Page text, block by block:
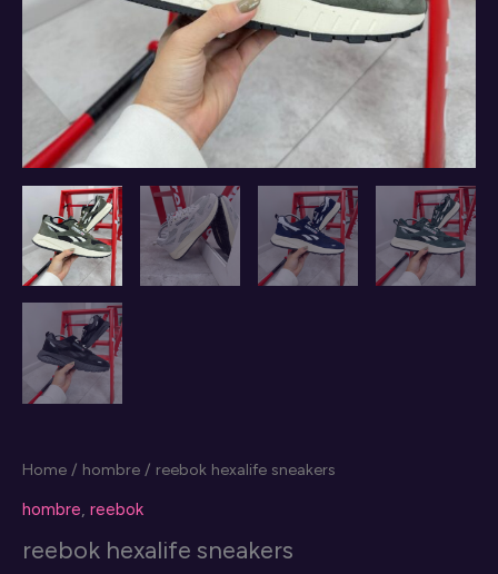
Home / hombre / reebok hexalife sneakers
hombre, reebok
reebok hexalife sneakers